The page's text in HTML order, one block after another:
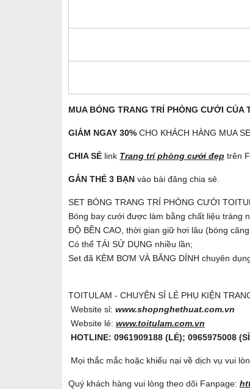
MUA BÓNG TRANG TRÍ PHÒNG CƯỚI
GIẢM NGAY 30% CHO KHÁCH HÀNG MUA
CHIA SẺ link Trang trí phòng cưới đẹp trên
GẮN THẺ 3 BẠN vào bài đăng chia sẻ.
SET BÓNG TRANG TRÍ PHÒNG CƯỚI
Bóng bay cưới được làm bằng chất liệu tráng
ĐỘ BỀN CAO, thời gian giữ hơi lâu (bóng
Có thể TÁI SỬ DỤNG nhiều lần;
Set đã KÈM BƠM VÀ BĂNG DÍNH chuyên
TOITULAM - CHUYÊN SỈ LẺ PHỤ KIỆN
Website sỉ: www.shopnghethuat.com.vn
Website lẻ: www.toitulam.com.vn
HOTLINE: 0961909188 (LẺ); 0965975008
Mọi thắc mắc hoặc khiếu nại về dịch vụ vui
Quý khách hàng vui lòng theo dõi Fanpage: